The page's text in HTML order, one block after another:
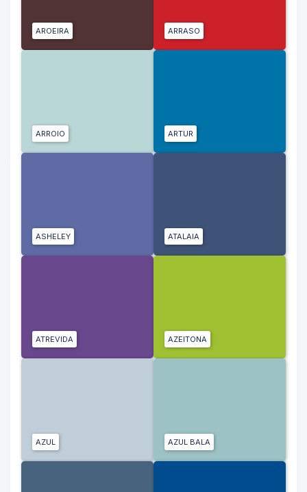
AROEIRA ARRASO
ARROIO ARTUR
ASHELEY ATALAIA
ATREVIDA AZEITONA
AZUL AZUL BALA